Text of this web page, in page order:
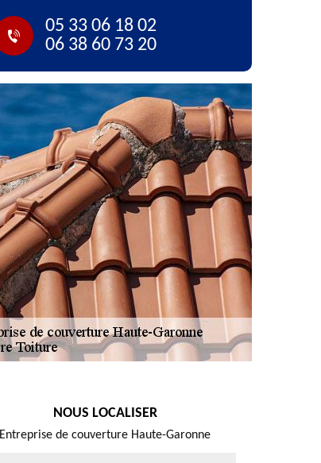
05 33 06 18 02
06 38 60 73 20
NOUS LOCALISER
Entreprise de couverture Haute-Garonne